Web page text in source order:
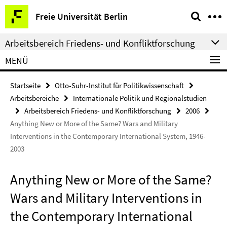
Springe
direkt
zu
Inhalt
Freie Universität Berlin
Service-
Navigation
Arbeitsbereich Friedens- und Konfliktforschung
MENÜ
Startseite
Otto-Suhr-Institut für Politikwissenschaft
Arbeitsbereiche
Internationale Politik und Regionalstudien
Arbeitsbereich Friedens- und Konfliktforschung
2006
Anything New or More of the Same? Wars and Military
Interventions in the Contemporary International System, 1946-
2003
Anything New or More of the Same?
Wars and Military Interventions in
the Contemporary International